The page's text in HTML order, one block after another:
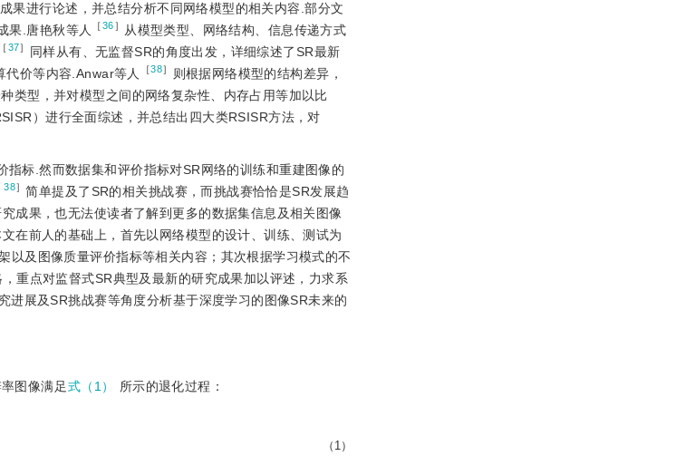
果进行论述，并总结分析不同网络模型的相关内容.部分文
果.唐艳秋等人 ［36］
从模型类型、网络结构、信息传递方式
［37］ 同样从有、无监督SR的角度出发，详细综述了SR最新
价等内容.Anwar等人
［38］
则根据网络模型的结构差异，
类型，并对模型之间的网络复杂性、内存占用等加以比
）进行全面综述，并总结出四大类RSISR方法，对
指标.然而数据集和评价指标对SR网络的训练和重建图像的
38］简单提及了SR的相关挑战赛，而挑战赛恰恰是SR发展趋
成果，也无法使读者了解到更多的数据集信息及相关图像
在前人的基础上，首先以网络模型的设计、训练、测试为
以及图像质量评价指标等相关内容；其次根据学习模式的不
重点对监督式SR典型及最新的研究成果加以评述，力求系
展及SR挑战赛等角度分析基于深度学习的图像SR未来的
图像满足式（1） 所示的退化过程：
（1）